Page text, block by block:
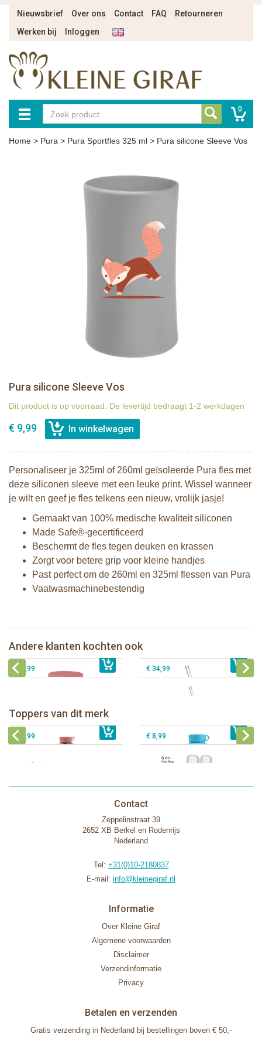
Nieuwsbrief Over ons Contact FAQ
Retourneren
Werken bij
Inloggen
0
Home > Pura > Pura Sportfles 325 ml > Pura silicone Sleeve Vos
Pura silicone Sleeve Vos
Dit product is op voorraad. De levertijd bedraagt 1-2 werkdagen
€ 9,99
Personaliseer je 325ml of 260ml geïsoleerde Pura fles met
deze siliconen sleeve met een leuke print. Wissel wanneer
je wilt en geef je fles telkens een nieuw, vrolijk jasje!
Gemaakt van 100% medische kwaliteit siliconen
Made Safe®-gecertificeerd
Beschermt de fles tegen deuken en krassen
Zorgt voor betere grip voor kleine handjes
Past perfect om de 260ml en 325ml flessen van Pura
Vaatwasmachinebestendig
Andere klanten kochten ook
€ 9,99
Pura Silicone Bumpers Moss+Mint 2
stuks
€ 8,99 € 34,99
Toppers van dit merk
€ 40,99
Pura Sportfles 550 ml + Aqua sleeve
Pura silicone tuit 2 stuks
€ 9,99 € 8,99
Contact
Zeppelinstraat 39
2652 XB Berkel en Rodenrijs
Nederland
Tel: +31(0)10-2180837
E-mail: info@kleinegiraf.nl
Informatie
Over Kleine Giraf
Algemene voorwaarden
Disclaimer
Verzendinformatie
Privacy
Betalen en verzenden
Gratis verzending in Nederland bij bestellingen boven € 50,-